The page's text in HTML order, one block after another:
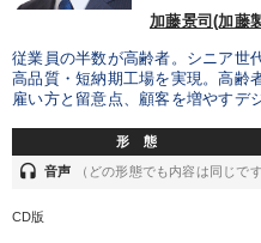
加藤景司(加藤
従業員の半数が高齢者。シニア世
高品質・短納期工場を実現。高齢
雇い方と留意点、顧客を増やすデ
形 態
headset 音声 （どの形態でも内容は同じです
CD版